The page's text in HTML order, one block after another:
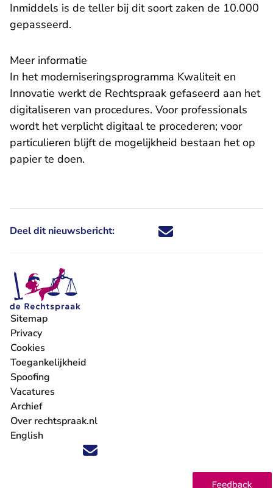
Inmiddels is de teller bij dit soort zaken de 10.000
gepasseerd.
Meer informatie
In het moderniseringsprogramma Kwaliteit en
Innovatie werkt de Rechtspraak gefaseerd aan het
digitaliseren van procedures. Voor professionals
wordt het verplicht digitaal te procederen; voor
particulieren blijft de mogelijkheid bestaan het op
papier te doen.
Deel dit nieuwsbericht: Deel dit nieuwsbericht via X -
Deel dit nieuwsbericht via
Deel dit nieuwsbericht
Deel dit
Volg ons op X (Twitter) - U verlaat Rechtspraak.nl
Volg ons op Facebook - U verlaat Rechtspraak.nl
Volg ons op Instagram - U verlaat Rechtspraak.nl
Volg ons op Youtube - U verlaat Rechtspraak.nl
Volg ons op LinkedIn - U verlaat
'Blijf op de hoogte' nieuwsbrief - U verlaat
Sitemap
Privacy
Cookies
Toegankelijkheid
Spoofing
Vacatures
- U verlaat Rechtspraak.nl
Archief
Over rechtspraak.nl
English